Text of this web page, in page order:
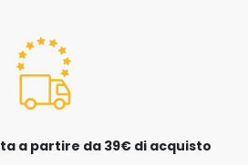
a partire da 39€ di acquisto